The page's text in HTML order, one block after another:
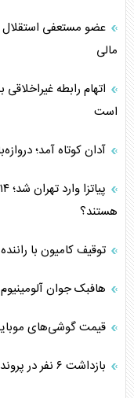
عضو مستعفی
مالی
اتهام رابطه
است
آدان کوتاه آمد؛
هستند؟
توقیف کامیون با راننده ۸ ساله در اصفهان!
هافبک جوان
قیمت گوشی‌های موبایل در سال
بازداشت ۶ نفر در پرونده قتل جوانی در ستارخان